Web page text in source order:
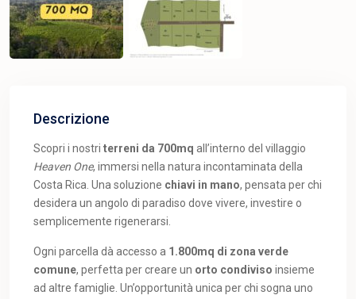
Descrizione
Scopri i nostri terreni da 700mq all’interno del villaggio
Heaven One, immersi nella natura incontaminata della
Costa Rica. Una soluzione chiavi in mano, pensata per chi
desidera un angolo di paradiso dove vivere, investire o
semplicemente rigenerarsi.
Ogni parcella dà accesso a 1.800mq di zona verde
comune, perfetta per creare un orto condiviso insieme
ad altre famiglie. Un’opportunità unica per chi sogna uno